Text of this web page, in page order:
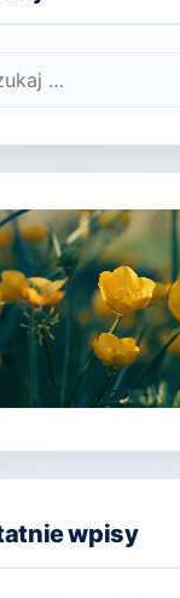
wpisy